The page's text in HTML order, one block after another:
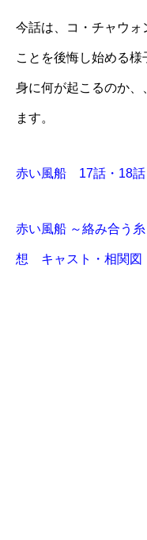
今話は、コ・チャウォ
ことを後悔し始める
身に何が起こるのか、
ます。
赤い風船 17話・18
赤い風船 ～絡み合う
想 キャスト・相関